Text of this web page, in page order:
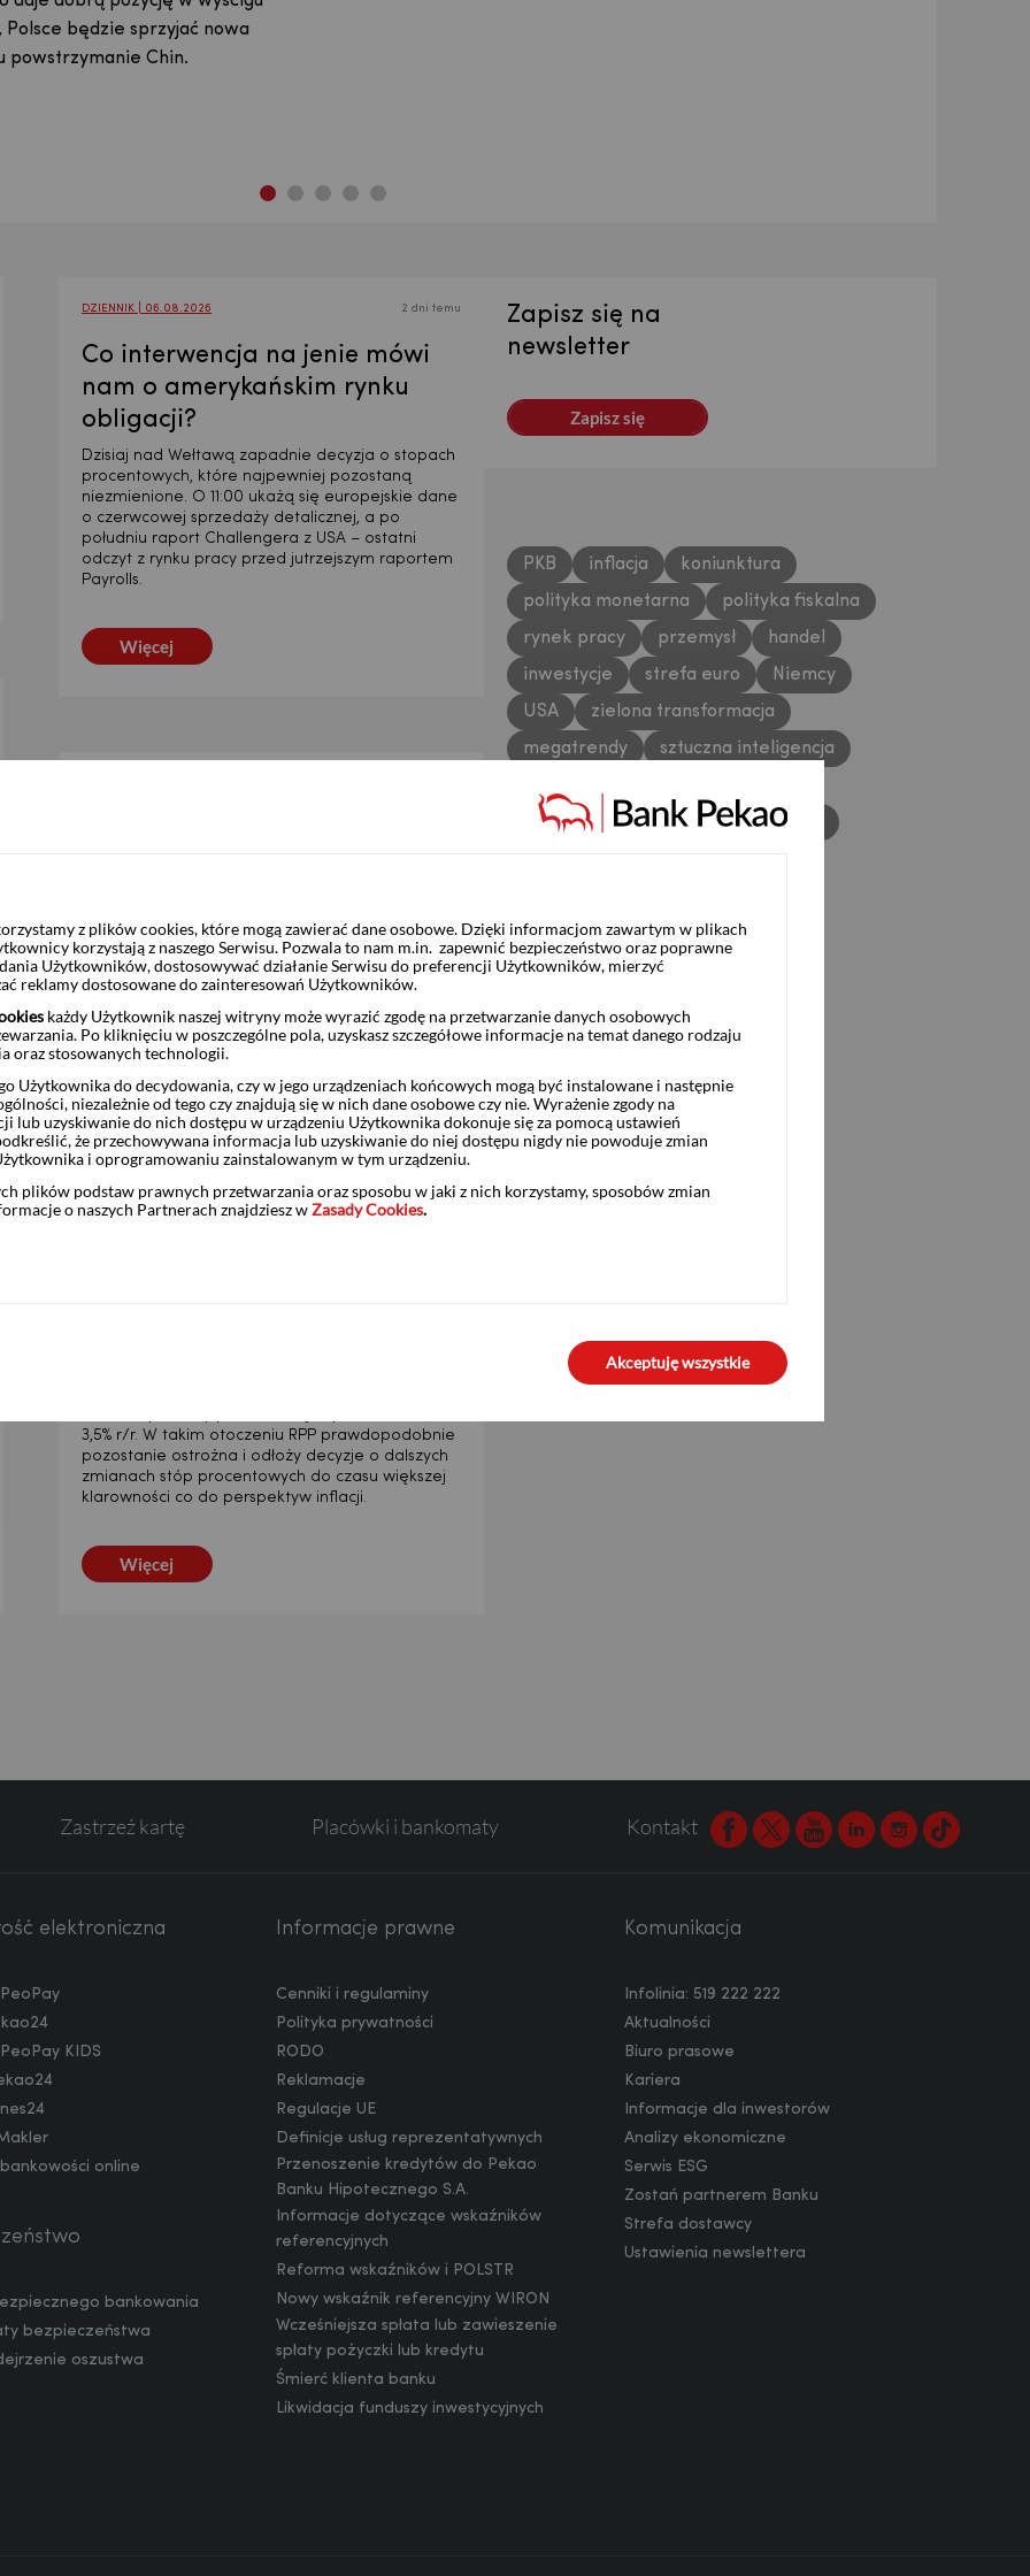
na „czwórkę”. Przedstawiamy
na lata 2025 i 2026.
będzie sprzyjać nowa
powstrzymanie Chin.
światowej gospodarki,
alternatywnego scenariusza.
na „czwórkę”. Przedstawiamy
na lata 2025 i 2026.
będzie sprzyjać nowa
powstrzymanie Chin.
DZIENNIK | 06.08.2026 2 dni temu
Co interwencja na jenie mówi
nam o amerykańskim rynku
obligacji?
Dzisiaj nad Wełtawą zapadnie decyzja o stopach
procentowych, które najpewniej pozostaną
niezmienione. O 11:00 ukażą się europejskie dane
o czerwcowej sprzedaży detalicznej, a po
południu raport Challengera z USA – ostatni
odczyt z rynku pracy przed jutrzejszym raportem
Payrolls.
Więcej
Dzisiaj jedyne warte uwagi odczyty to czerwcowe
dane z USA: przede wszystkim wakaty wg JOLTS
(konsensus 7,45 mln) i zamówienia w przemyśle
(konsensus 0,2% m/m).
Więcej
GOSPODARKA POD LUPĄ | 31.07.2026 1 tydzień temu
3,5% r/r. W takim otoczeniu RPP prawdopodobnie
pozostanie ostrożna i odłoży decyzje o dalszych
zmianach stóp procentowych do czasu większej
klarowności co do perspektyw inflacji.
Więcej
Zapisz się na
newsletter
Zapisz się
PKB inflacja
koniunktura
polityka monetarna
polityka fiskalna
rynek pracy
przemysł
handel
inwestycje
strefa euro
Niemcy
USA
zielona transformacja
megatrendy
sztuczna inteligencja
rynki finansowe
złoty
metale
Zastrzeż kartę Placówki i bankomaty Kontakt Facebook
TwitterYoutubeLinkedinInstagram
TikTok
elektroniczna
KIDS
online
bankowania
bezpieczeństwa
oszustwa
Informacje prawne
Cenniki i regulaminy
Polityka prywatności
RODO
Reklamacje
Regulacje UE
Definicje usług reprezentatywnych
Przenoszenie kredytów do Pekao
Banku Hipotecznego S.A.
Informacje dotyczące wskaźników
referencyjnych
Reforma wskaźników i POLSTR
Nowy wskaźnik referencyjny WIRON
Wcześniejsza spłata lub zawieszenie
spłaty pożyczki lub kredytu
Śmierć klienta banku
Likwidacja funduszy inwestycyjnych
Komunikacja
Infolinia: 519 222 222
Aktualności
Biuro prasowe
Kariera
Informacje dla inwestorów
Analizy ekonomiczne
Serwis ESG
Zostań partnerem Banku
Strefa dostawcy
Ustawienia newslettera
z plików cookies, które mogą zawierać dane osobowe. Dzięki informacjom zawartym w plikach
korzystają z naszego Serwisu. Pozwala to nam m.in. zapewnić bezpieczeństwo oraz poprawne
Użytkowników, dostosowywać działanie Serwisu do preferencji Użytkowników, mierzyć
reklamy dostosowane do zainteresowań Użytkowników.
każdy Użytkownik naszej witryny może wyrazić zgodę na przetwarzanie danych osobowych
Po kliknięciu w poszczególne pola, uzyskasz szczegółowe informacje na temat danego rodzaju
oraz stosowanych technologii.
Użytkownika do decydowania, czy w jego urządzeniach końcowych mogą być instalowane i następnie
niezależnie od tego czy znajdują się w nich dane osobowe czy nie. Wyrażenie zgody na
lub uzyskiwanie do nich dostępu w urządzeniu Użytkownika dokonuje się za pomocą ustawień
że przechowywana informacja lub uzyskiwanie do niej dostępu nigdy nie powoduje zmian
i oprogramowaniu zainstalowanym w tym urządzeniu.
plików podstaw prawnych przetwarzania oraz sposobu w jaki z nich korzystamy, sposobów zmian
o naszych Partnerach znajdziesz wZasady Cookies.
Akceptuję wszystkie